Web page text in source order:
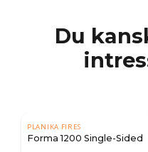
Du
PLANIKA FIRES
Forma 1200 Single-Sided